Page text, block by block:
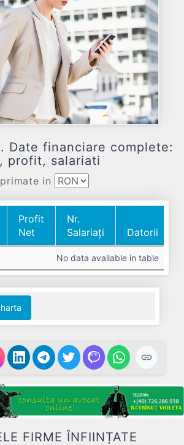
Date financiare complete:
profit, salariati
in
Profit
Net
Nr.
Salariați
Datorii
Net
Nr.
Salariați
Datorii
No data available in table
FIRME ÎNFIINȚATE